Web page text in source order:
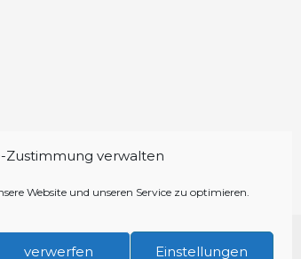
Zustimmung verwalten
Website und unseren Service zu optimieren.
verwerfen Einstellungen
Cookie-Richtlinie (EU)